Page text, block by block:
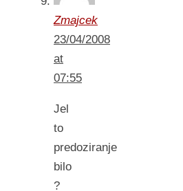
Zmajcek
23/04/2008
at
07:55
Jel
to
predoziranje
bilo
?